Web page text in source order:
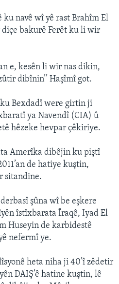
navê wî yê rast Brahîm El
bakurê Ferêt ku li wir
e, kesên li wir nas dikin,
dibînin’’ Haşîmî got.
Bexdadî were girtin ji
ya Navendî (CIA) û
hêzeke hevpar çêkiriye.
Amerîka dibêjin ku piştî
de hatiye kuştin,
sitandine.
şûna wî be eşkere
îstîxbarata Îraqê, Iyad El
Huseyin de karbidestê
nefermî ye.
heta niha ji 40’î zêdetir
DAIŞ’ê hatine kuştin, lê